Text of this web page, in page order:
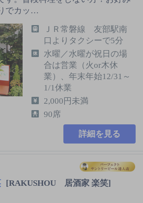
でカッ…
ＪＲ常磐線 友部駅南
口よりタクシーで5分
水曜／水曜が祝日の場
合は営業（火or木休
業）、年末年始12/31～
1/1休業
2,000円未満
90席
詳細を見る
[RAKUSHOU 居酒家 楽笑]